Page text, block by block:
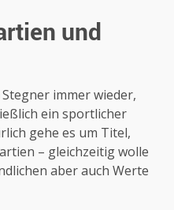
und
immer wieder,
ein sportlicher
gehe es um Titel,
– gleichzeitig wolle
aber auch Werte